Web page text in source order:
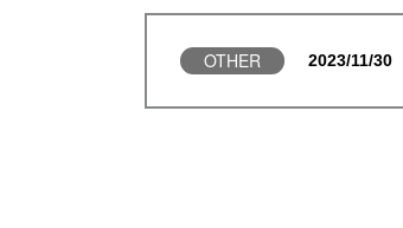
OTHER 2023/11/30